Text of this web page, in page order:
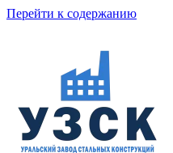
Перейти к содержанию